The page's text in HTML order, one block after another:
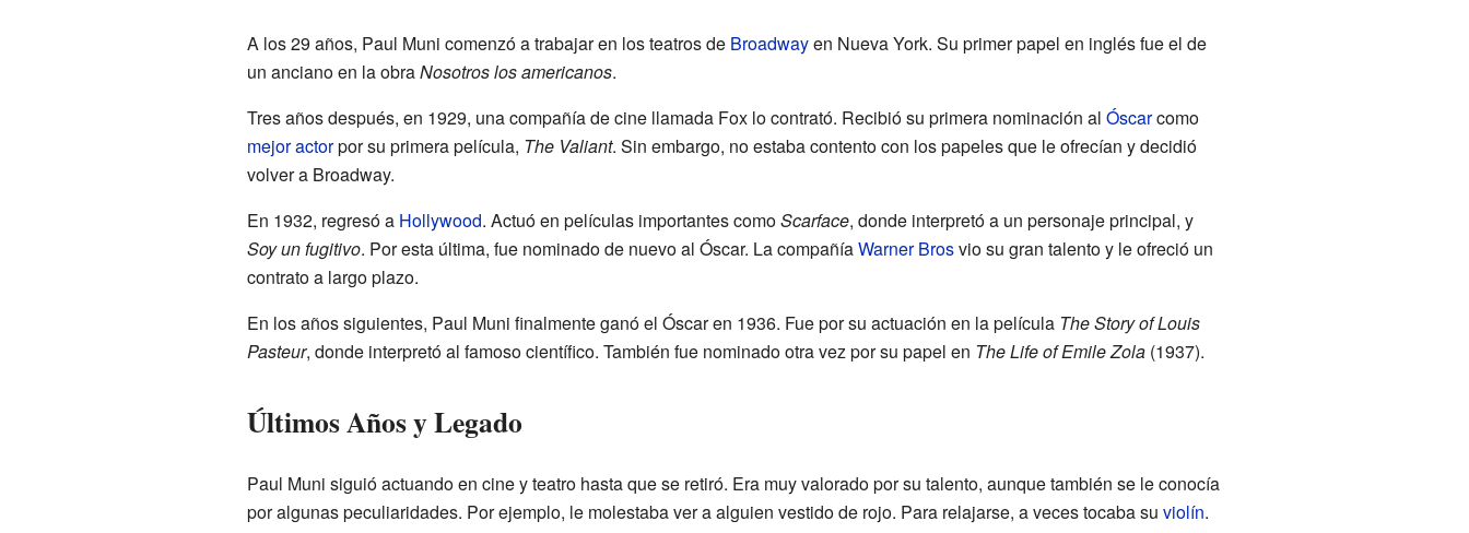
A los 29 años, Paul Muni comenzó a trabajar en los teatros de Broadwayen Nueva York. Su primer papel en inglés fue el de
un anciano en la obraNosotros los americanos.
Tres años después, en 1929, una compañía de cine llamada Fox lo contrató. Recibió su primera nominación al Óscarcomo
mejor actorpor su primera película, The Valiant. Sin embargo, no estaba contento con los papeles que le ofrecían y decidió
volver a Broadway.
En 1932, regresó a Hollywood. Actuó en películas importantes comoScarface, donde interpretó a un personaje principal, y
Soy un fugitivo. Por esta última, fue nominado de nuevo al Óscar. La compañíaWarner Brosvio su gran talento y le ofreció un
contrato a largo plazo.
En los años siguientes, Paul Muni finalmente ganó el Óscar en 1936. Fue por su actuación en la película The Story of Louis
Pasteur, donde interpretó al famoso científico. También fue nominado otra vez por su papel en The Life of Emile Zola(1937).
Últimos Años y Legado
Paul Muni siguió actuando en cine y teatro hasta que se retiró. Era muy valorado por su talento, aunque también se le conocía
por algunas peculiaridades. Por ejemplo, le molestaba ver a alguien vestido de rojo. Para relajarse, a veces tocaba su violín.